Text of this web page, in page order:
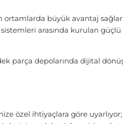
ortamlarda büyük avantaj
arasında kurulan güçlü
parça depolarında dijital
özel ihtiyaçlara göre